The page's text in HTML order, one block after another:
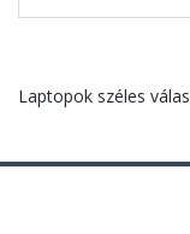
Laptopok széles